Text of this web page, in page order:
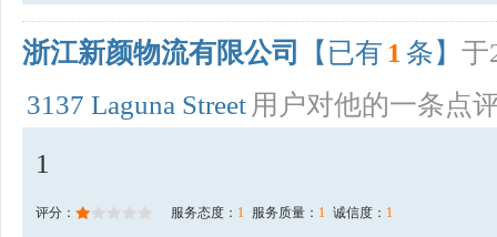
浙江新颜物流有限公司 【已有 1 条】 于
3137 Laguna Street 用户对他的一条点
1
评分： 服务态度： 1 服务质量： 1 诚信度： 1